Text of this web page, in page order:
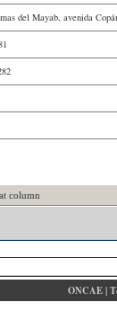
del Mayab, avenida
column
ONCAE |